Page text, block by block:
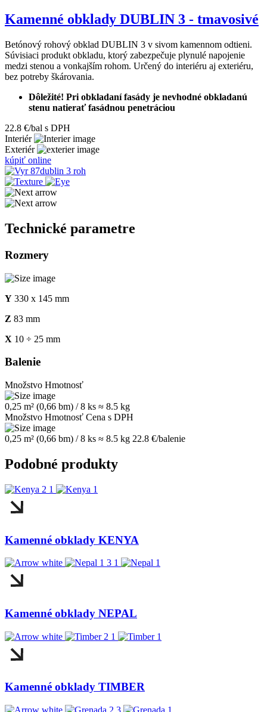
Kamenné obklady DUBLIN 3 - tmavosivé
Betónový rohový obklad DUBLIN 3 v sivom kamennom odtieni.
Súvisiaci produkt obkladu, ktorý zabezpečuje plynulé napojenie
medzi stenou a vonkajším rohom. Určený do interiéru aj exteriéru,
bez potreby škárovania.
Dôležité! Pri obkladaní fasády je nevhodné obkladanú
stenu natierať fasádnou penetráciou
22.8 €/bal s DPH
Interiér
Exteriér
kúpiť online
Technické parametre
Rozmery
Y 330 x 145 mm
Z 83 mm
X 10 ÷ 25 mm
Balenie
Množstvo Hmotnosť
0,25 m² (0,66 bm) / 8 ks ≈ 8.5 kg
Množstvo Hmotnosť Cena s DPH
0,25 m² (0,66 bm) / 8 ks ≈ 8.5 kg 22.8 €/balenie
Podobné produkty
Kamenné obklady KENYA
Kamenné obklady NEPAL
Kamenné obklady TIMBER